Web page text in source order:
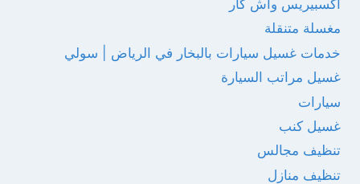
اكسبيريس واش كار
مغسلة متنقلة
خدمات غسيل سيارات بالبخار في الرياض | سولي
غسيل مراتب السيارة
سيارات
غسيل كنب
تنظيف مجالس
تنظيف منازل